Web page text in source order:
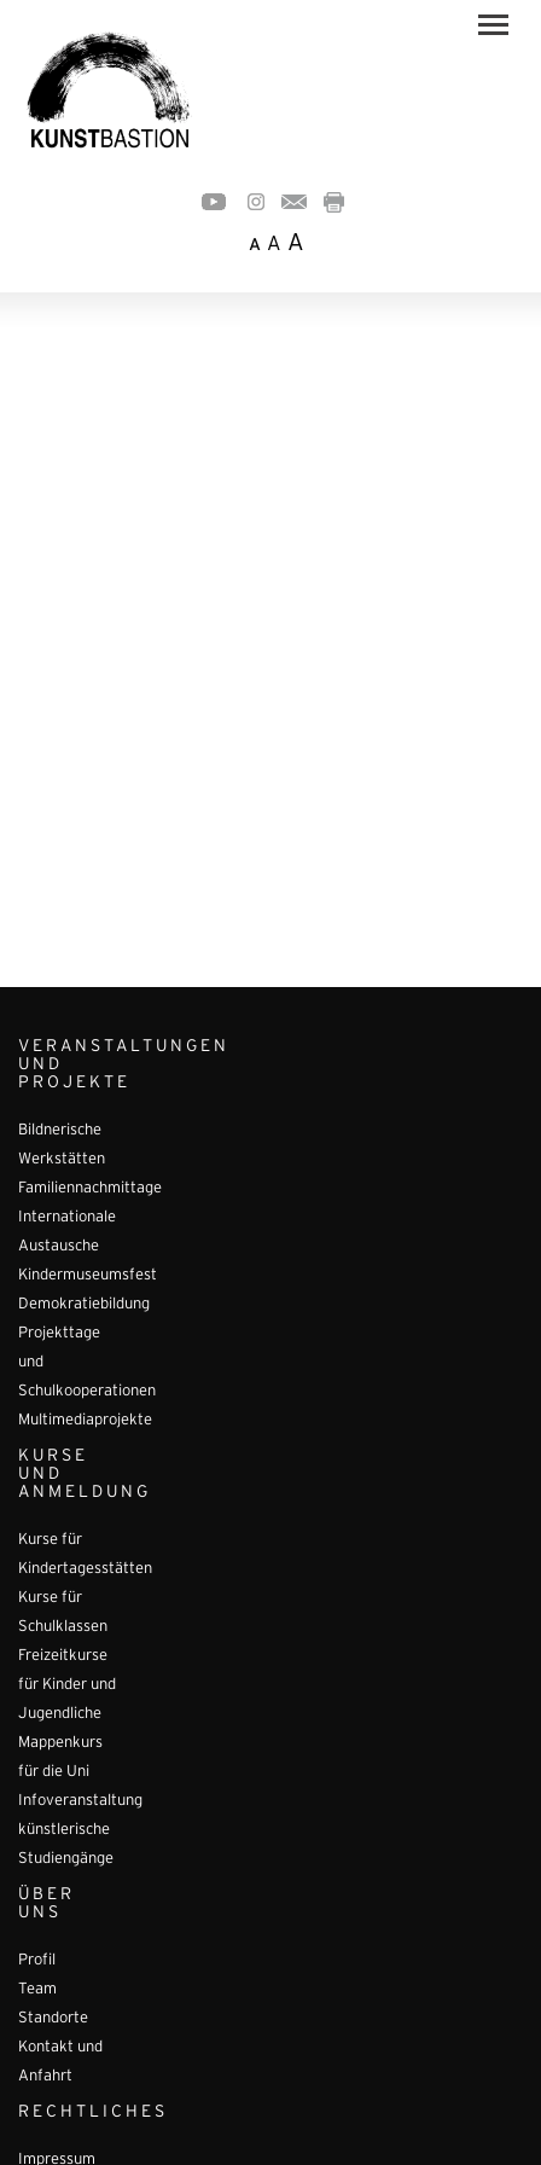
A A A
VERANSTALTUNGEN
UND
PROJEKTE
Bildnerische
Werkstätten
Familiennachmittage
Internationale
Austausche
Kindermuseumsfest
Demokratiebildung
Projekttage
und
Schulkooperationen
Multimediaprojekte
KURSE
UND
ANMELDUNG
Kurse für
Kindertagesstätten
Kurse für
Schulklassen
Freizeitkurse
für Kinder und
Jugendliche
Mappenkurs
für die Uni
Infoveranstaltung
künstlerische
Studiengänge
ÜBER
UNS
Profil
Team
Standorte
Kontakt und
Anfahrt
RECHTLICHES
Impressum